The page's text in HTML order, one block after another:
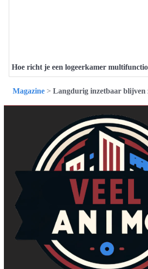
Hoe richt je een logeerkamer
Magazine > Langdurig inzetbaar